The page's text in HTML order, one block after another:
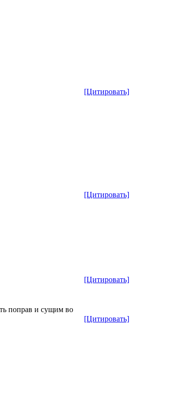
[Цитировать]
[Цитировать]
[Цитировать]
[Цитировать]
поправ и сущим во